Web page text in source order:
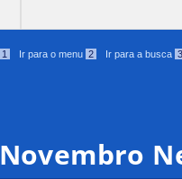
1 Ir para o menu 2 Ir para a busca 3
Novembro